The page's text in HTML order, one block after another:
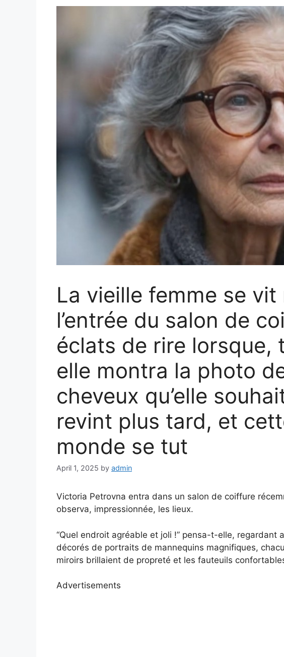
La vieille femme se vit
l’entrée du salon de
éclats de rire lorsque,
elle montra la photo
cheveux qu’elle
revint plus tard, et
monde se tut
April 1, 2025 by admin
Victoria Petrovna entra dans un salon de coiffure
observa, impressionnée, les lieux.
“Quel endroit agréable et joli !” pensa-t-elle, regardant
décorés de portraits de mannequins magnifiques,
miroirs brillaient de propreté et les fauteuils
Advertisements